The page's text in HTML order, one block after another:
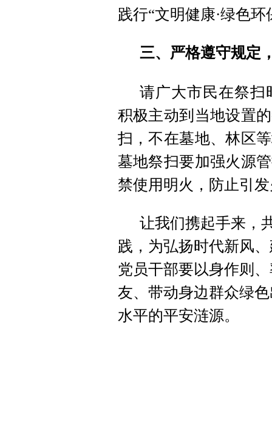
践行“文明健康·绿色
三、严格遵守规定
请广大市民在祭扫
积极主动到当地设置
扫，不在墓地、林区
墓地祭扫要加强火源
禁使用明火，防止引
让我们携起手来，
践，为弘扬时代新风
党员干部要以身作则
友、带动身边群众绿
水平的平安涟源。